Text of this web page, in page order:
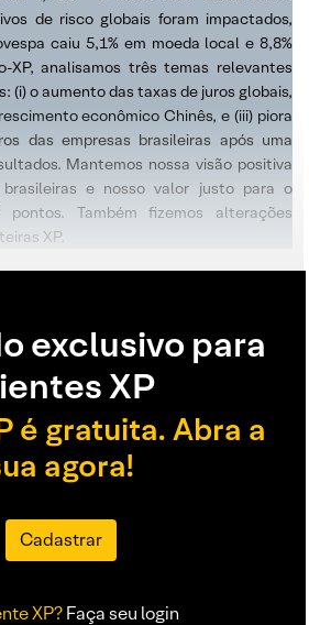
de risco globais foram impactados,
caiu 5,1% em moeda local e 8,8%
XP, analisamos três temas relevantes
(i) o aumento das taxas de juros globais,
econômico Chinês, e (iii) piora
das empresas brasileiras após uma
Mantemos nossa visão positiva
e nosso valor justo para o
Também fizemos alterações
XP.
exclusivo para
XP
é gratuita. Abra a
agora!
Cadastrar
XP?Faça seu login